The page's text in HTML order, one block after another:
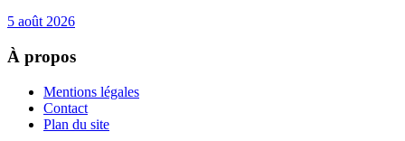
5 août 2026
À propos
Mentions légales
Contact
Plan du site